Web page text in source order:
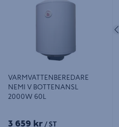
VARMVATTENBEREDARE
NEMI V BOTTENANSL
2000W 60L
3 659 kr / ST